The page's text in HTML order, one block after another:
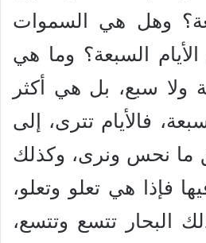
وهل هي السموات
السبعة؟ وما هي
ولا سبع، بل هي أكثر
فالأيام تترى، إلى
ما نحس ونرى، وكذلك
فإذا هي تعلو وتعلو،
البحار تتسع وتتسع،